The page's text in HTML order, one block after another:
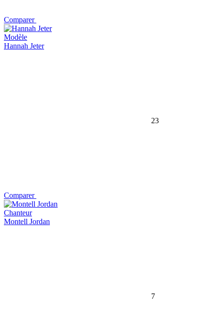
Comparer
Modèle
Hannah Jeter
23
Comparer
Chanteur
Montell Jordan
7